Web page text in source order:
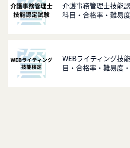
介護事務管理士技能
科目・合格率・難易
WEBライティング技
目・合格率・難易度